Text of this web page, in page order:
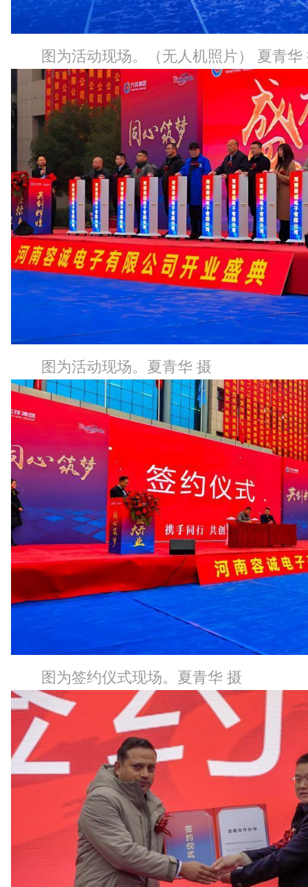
图为活动现场。（无人机照片） 夏青华
图为活动现场。夏青华 摄
图为签约仪式现场。夏青华 摄